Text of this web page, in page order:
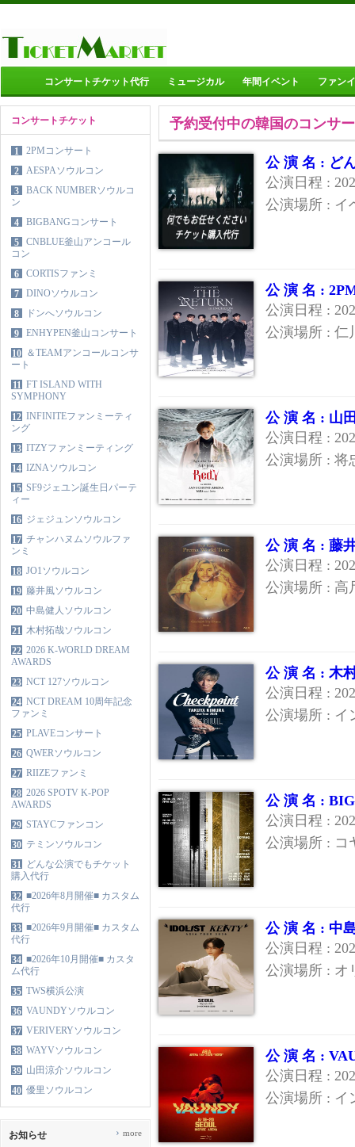
コンサートチケット代行 ミュージカル 年間イベント ファン
コンサートチケット
1
2PMコンサート
2
AESPAソウルコン
3
BACK NUMBERソウルコ
ン
4
BIGBANGコンサート
5
CNBLUE釜山アンコール
コン
6
CORTISファンミ
7
DINOソウルコン
8
ドンへソウルコン
9
ENHYPEN釜山コンサート
10 ＆TEAMアンコールコンサ
ート
11 FT ISLAND WITH
SYMPHONY
12 INFINITEファンミーティ
ング
13 ITZYファンミーティング
14 IZNAソウルコン
15 SF9ジェユン誕生日パーテ
ィー
16 ジェジュンソウルコン
17 チャンハヌムソウルファ
ンミ
18 JO1ソウルコン
19 藤井風ソウルコン
20 中島健人ソウルコン
21 木村拓哉ソウルコン
22 2026 K-WORLD DREAM
AWARDS
23 NCT 127ソウルコン
24 NCT DREAM 10周年記念
ファンミ
25 PLAVEコンサート
26 QWERソウルコン
27 RIIZEファンミ
28 2026 SPOTV K-POP
AWARDS
29 STAYCファンコン
30 テミンソウルコン
31 どんな公演でもチケット
購入代行
32 ■2026年8月開催■ カスタム
代行
33 ■2026年9月開催■ カスタム
代行
34 ■2026年10月開催■ カスタ
ム代行
35 TWS横浜公演
36 VAUNDYソウルコン
37 VERIVERYソウルコン
38 WAYVソウルコン
39 山田涼介ソウルコン
40 優里ソウルコン
お知らせ › more
予約受付中の韓国のコンサ
公 演 名 : ど
公演日程 :
公演場所 : イ
公 演 名 :
公演日程 :
公演場所 : 仁
公 演 名 : 山
公演日程 :
公演場所 : 将
公 演 名 : 藤
公演日程 :
公演場所 : 高
公 演 名 : 木
公演日程 :
公演場所 : イ
公 演 名 :
公演日程 :
公演場所 : コ
公 演 名 : 中
公演日程 :
公演場所 : オ
公 演 名 :
公演日程 :
公演場所 : イ